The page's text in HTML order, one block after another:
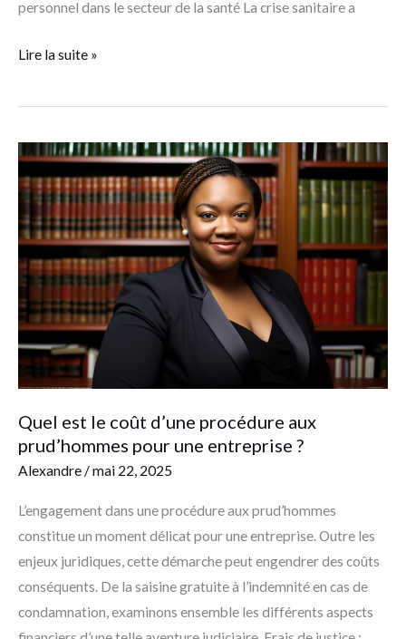
personnel dans le secteur de la santé La crise sanitaire a
Lire la suite »
Quel est le coût d’une procédure aux
prud’hommes pour une entreprise ?
Alexandre/mai 22, 2025
L’engagement dans une procédure aux prud’hommes
constitue un moment délicat pour une entreprise. Outre les
enjeux juridiques, cette démarche peut engendrer des coûts
conséquents. De la saisine gratuite à l’indemnité en cas de
condamnation, examinons ensemble les différents aspects
Quel
est
le
coût
d’une
procédure
aux
prud’hommes
pour
une